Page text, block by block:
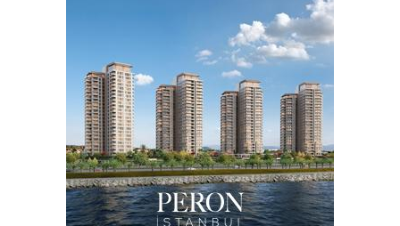
Esat BİNDESEN
Başkan Sekmen’den Erzurum’a
bir vizyon proje daha!
02 Ağustos 2026 Pazar
Kadir SABUNCUOĞLU
Erzurumspor’un köşe taşları